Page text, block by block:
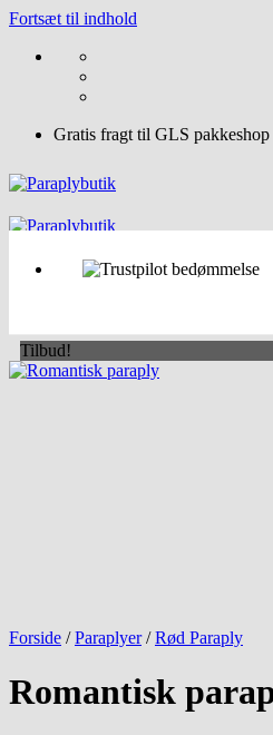
Fortsæt til indhold
Gratis fragt til GLS
Tilbud!
Forside / Paraplyer / Rød Paraply
Romantisk